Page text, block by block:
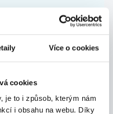
Více o cookies
cookies
je to i způsob, kterým nám
i obsahu na webu. Díky
na email